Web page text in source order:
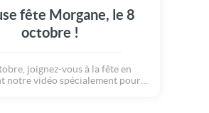
fête Morgane, le 8
octobre !
joignez-vous à la fête en
notre vidéo spécialement pour